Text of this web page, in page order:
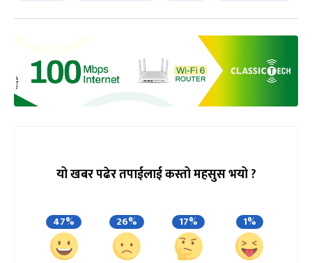
यो खबर पढेर तपाईलाई कस्तो महसुस भयो ?
47% 26% 17% 1%